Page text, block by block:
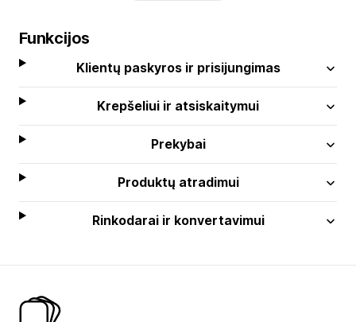
Funkcijos
Klientų paskyros ir prisijungimas
Krepšeliui ir atsiskaitymui
Prekybai
Produktų atradimui
Rinkodarai ir konvertavimui